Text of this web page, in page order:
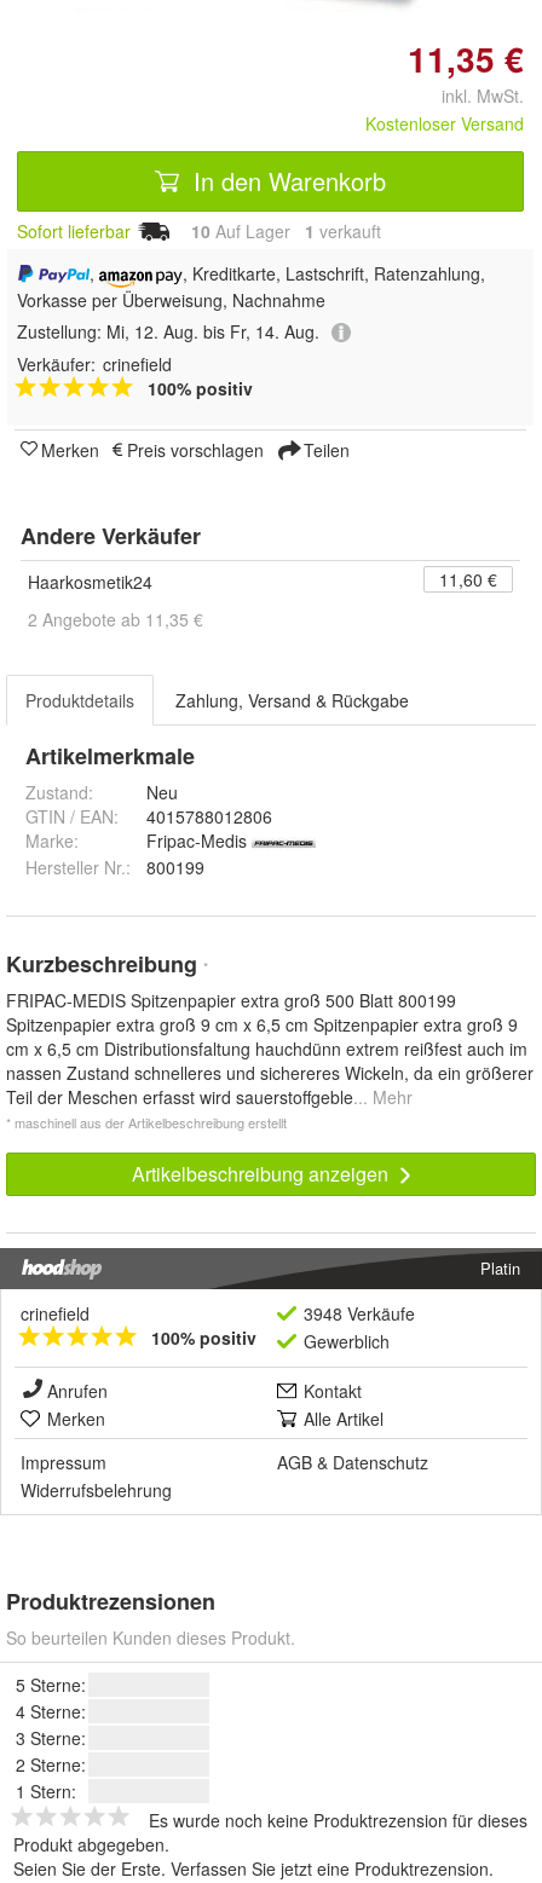
11,35 €
inkl. MwSt.
Kostenloser Versand
In den Warenkorb
Sofort lieferbar 10 Auf Lager 1 verkauft
,
, Kreditkarte, Lastschrift, Ratenzahlung,
Vorkasse per Überweisung, Nachnahme
Zustellung: Mi, 12. Aug. bis Fr, 14. Aug.
Verkäufer: crinefield
100% positiv
Merken Preis vorschlagen Teilen
Andere Verkäufer
Haarkosmetik24
11,60 €
2 Angebote ab 11,35 €
Produktdetails Zahlung, Versand & Rückgabe
Artikelmerkmale
Zustand:
Neu
GTIN / EAN:
4015788012806
Marke:
Fripac-Medis
Hersteller Nr.:
800199
Kurzbeschreibung *
FRIPAC-MEDIS Spitzenpapier extra groß 500 Blatt 800199
Spitzenpapier extra groß 9 cm x 6,5 cm Spitzenpapier extra groß 9
cm x 6,5 cm Distributionsfaltung hauchdünn extrem reißfest auch im
nassen Zustand schnelleres und sichereres Wickeln, da ein größerer
Teil der Meschen erfasst wird sauerstoffgeble... Mehr
* maschinell aus der Artikelbeschreibung erstellt
Artikelbeschreibung anzeigen
Platin
crinefield
100% positiv
3948 Verkäufe
Gewerblich
Anrufen
Kontakt
Merken
Alle Artikel
Impressum
AGB & Datenschutz
Widerrufsbelehrung
Produktrezensionen
So beurteilen Kunden dieses Produkt.
5 Sterne:
4 Sterne:
3 Sterne:
2 Sterne:
1 Stern:
Es wurde noch keine Produktrezension für dieses
Produkt abgegeben.
Seien Sie der Erste. Verfassen Sie jetzt eine Produktrezension.